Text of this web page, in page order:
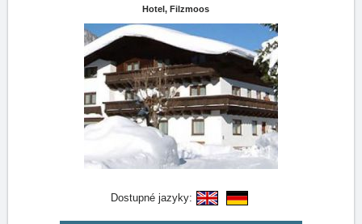
Hotel, Filzmoos
Dostupné jazyky: